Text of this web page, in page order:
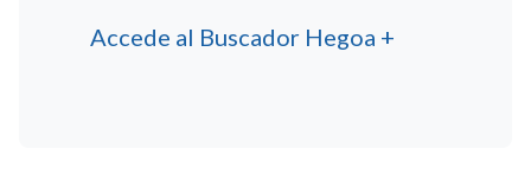
Accede al Buscador Hegoa +